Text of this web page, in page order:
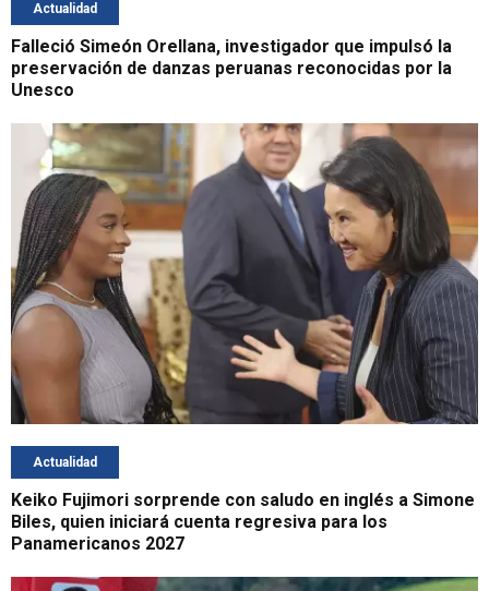
Actualidad
Falleció Simeón Orellana, investigador que impulsó la
preservación de danzas peruanas reconocidas por la
Unesco
Actualidad
Keiko Fujimori sorprende con saludo en inglés a Simone
Biles, quien iniciará cuenta regresiva para los
Panamericanos 2027